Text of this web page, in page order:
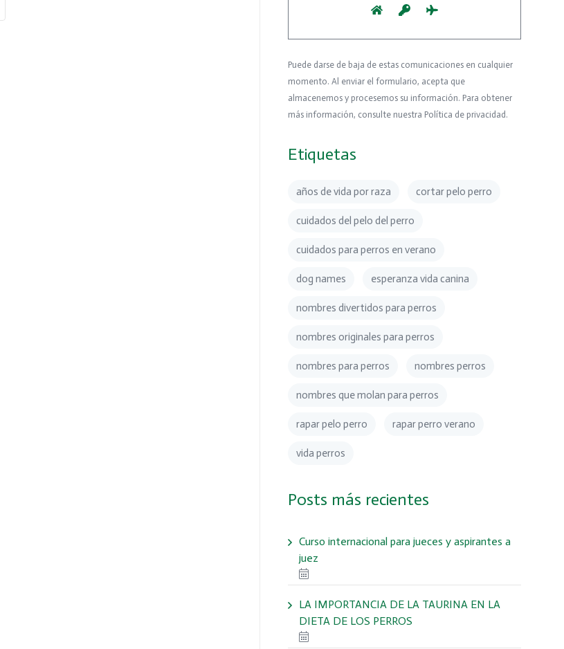
Puede darse de baja de estas comunicaciones en cualquier
momento. Al enviar el formulario, acepta que
almacenemos y procesemos su información. Para obtener
más información, consulte nuestra Política de privacidad.
Etiquetas
años de vida por raza cortar pelo perro
cuidados del pelo del perro
cuidados para perros en verano
dog names esperanza vida canina
nombres divertidos para perros
nombres originales para perros
nombres para perros nombres perros
nombres que molan para perros
rapar pelo perro rapar perro verano
vida perros
Posts más recientes
Curso internacional para jueces y aspirantes a
juez
LA IMPORTANCIA DE LA TAURINA EN LA
DIETA DE LOS PERROS